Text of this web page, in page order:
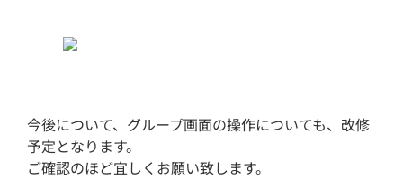
今後について、グループ画面の操作についても、改修
予定となります。
ご確認のほど宜しくお願い致します。